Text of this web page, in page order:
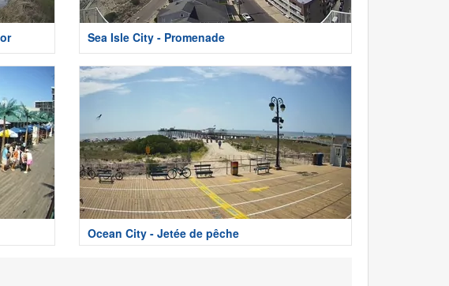
Sea Isle City - Promenade
Ocean City - Jetée de pêche